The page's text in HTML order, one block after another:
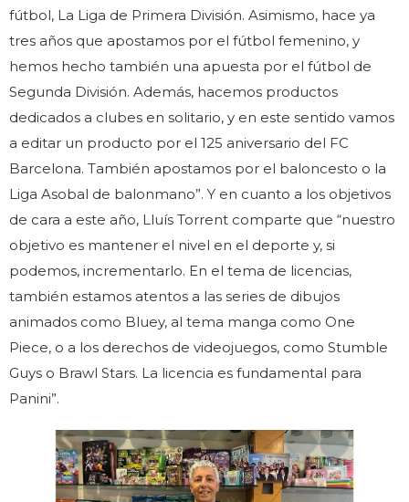
fútbol, La Liga de Primera División. Asimismo, hace ya
tres años que apostamos por el fútbol femenino, y
hemos hecho también una apuesta por el fútbol de
Segunda División. Además, hacemos productos
dedicados a clubes en solitario, y en este sentido vamos
a editar un producto por el 125 aniversario del FC
Barcelona. También apostamos por el baloncesto o la
Liga Asobal de balonmano”. Y en cuanto a los objetivos
de cara a este año, Lluís Torrent comparte que “nuestro
objetivo es mantener el nivel en el deporte y, si
podemos, incrementarlo. En el tema de licencias,
también estamos atentos a las series de dibujos
animados como Bluey, al tema manga como One
Piece, o a los derechos de videojuegos, como Stumble
Guys o Brawl Stars. La licencia es fundamental para
Panini”.